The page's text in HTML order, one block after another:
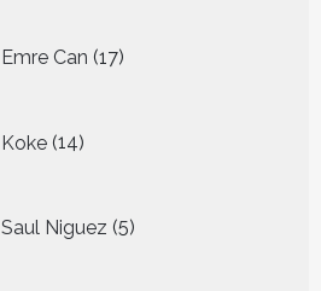
Emre Can 17
producten
Koke 14
producten
Saul Niguez 5
producten